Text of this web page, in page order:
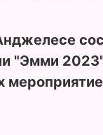
"Эмми